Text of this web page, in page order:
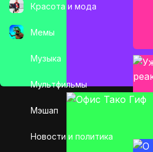
Красота и мода
Мемы
Музыка
Мультфильмы
Мэшап
Новости и политика